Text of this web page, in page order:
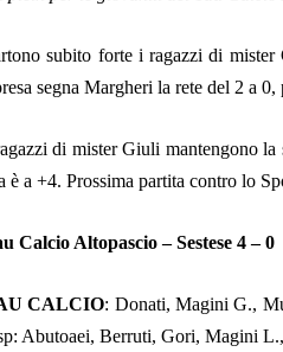
subito forte i ragazzi di
segna Margheri la rete del 2 a
di mister Giuli mantengono la
è a +4. Prossima partita contro lo
Calcio Altopascio – Sestese 4 – 0
CALCIO: Donati, Magini G.,
Abutoaei, Berruti, Gori, Magini